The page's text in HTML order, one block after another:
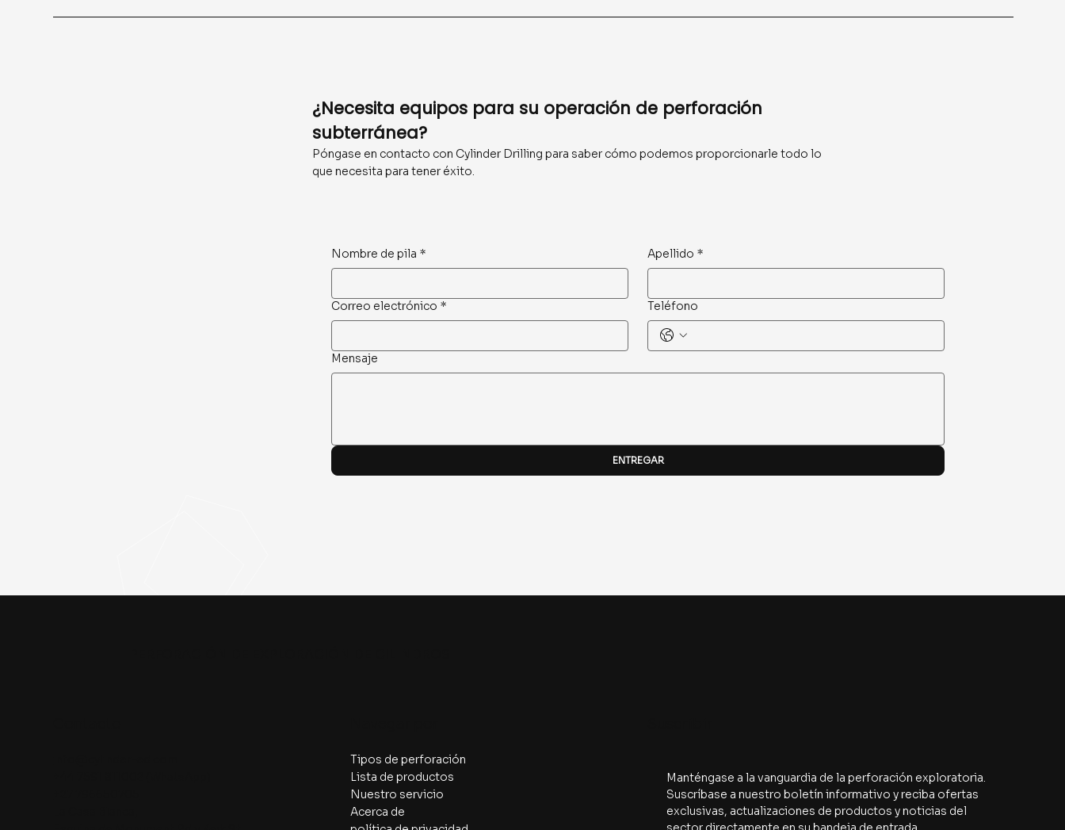
¿Necesita equipos para su operación de perforación
subterránea?
Póngase en contacto con Cylinder Drilling para saber cómo podemos proporcionarle todo lo
que necesita para tener éxito.
Nombre de pila * Apellido *
Correo electrónico * Teléfono
Mensaje
ENTREGAR
Tipos de perforación
Lista de productos
Nuestro servicio
Acerca de
Manténgase a la vanguardia de la perforación exploratoria.
Suscríbase a nuestro boletín informativo y reciba ofertas
exclusivas, actualizaciones de productos y noticias del